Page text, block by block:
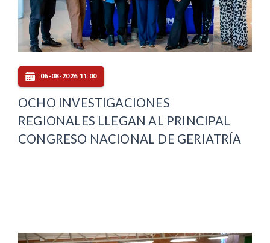
06-08-2026 11:00
OCHO INVESTIGACIONES
REGIONALES LLEGAN AL PRINCIPAL
CONGRESO NACIONAL DE GERIATRÍA